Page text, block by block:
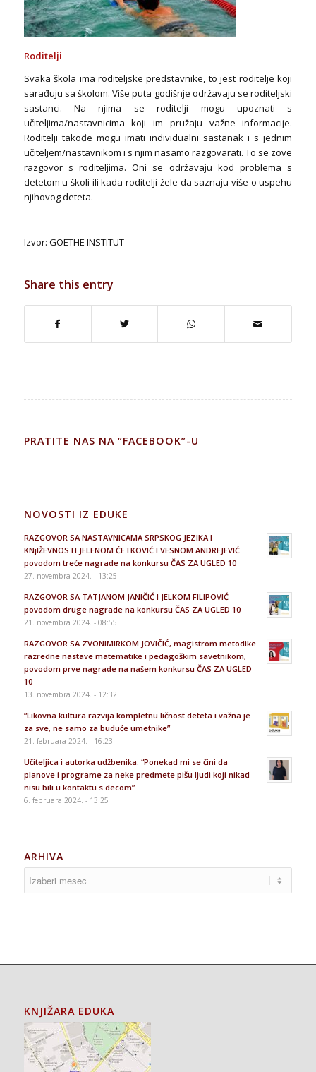
Roditelji
Svaka škola ima roditeljske predstavnike, to jest roditelje koji
sarađuju sa školom. Više puta godišnje održavaju se roditeljski
sastanci. Na njima se roditelji mogu upoznati s
učiteljima/nastavnicima koji im pružaju važne informacije.
Roditelji takođe mogu imati individualni sastanak i s jednim
učiteljem/nastavnikom i s njim nasamo razgovarati. To se zove
razgovor s roditeljima. Oni se održavaju kod problema s
detetom u školi ili kada roditelji žele da saznaju više o uspehu
njihovog deteta.
Izvor: GOETHE INSTITUT
Share this entry
PRATITE NAS NA “FACEBOOK”-U
NOVOSTI IZ EDUKE
RAZGOVOR SA NASTAVNICAMA SRPSKOG JEZIKA I
KNjIŽEVNOSTI JELENOM ĆETKOVIĆ I VESNOM ANDREJEVIĆ
povodom treće nagrade na konkursu ČAS ZA UGLED 10
27. novembra 2024. - 13:25
RAZGOVOR SA TATJANOM JANIČIĆ I JELKOM FILIPOVIĆ
povodom druge nagrade na konkursu ČAS ZA UGLED 10
21. novembra 2024. - 08:55
RAZGOVOR SA ZVONIMIRKOM JOVIČIĆ, magistrom metodike
razredne nastave matematike i pedagoškim savetnikom,
povodom prve nagrade na našem konkursu ČAS ZA UGLED
10
13. novembra 2024. - 12:32
“Likovna kultura razvija kompletnu ličnost deteta i važna je
za sve, ne samo za buduće umetnike”
21. februara 2024. - 16:23
Učiteljica i autorka udžbenika: “Ponekad mi se čini da
planove i programe za neke predmete pišu ljudi koji nikad
nisu bili u kontaktu s decom”
6. februara 2024. - 13:25
ARHIVA
KNJIŽARA EDUKA